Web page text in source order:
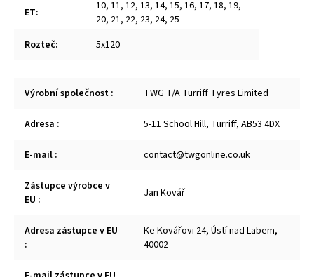
ET: 10, 11, 12, 13, 14, 15, 16, 17, 18, 19,
20, 21, 22, 23, 24, 25
Rozteč: 5x120
Výrobní společnost : TWG T/A Turriff Tyres Limited
Adresa : 5-11 School Hill, Turriff, AB53 4DX
E-mail : contact@twgonline.co.uk
Zástupce výrobce v
EU : Jan Kovář
Adresa zástupce v EU
:
Ke Kovářovi 24, Ústí nad Labem,
40002